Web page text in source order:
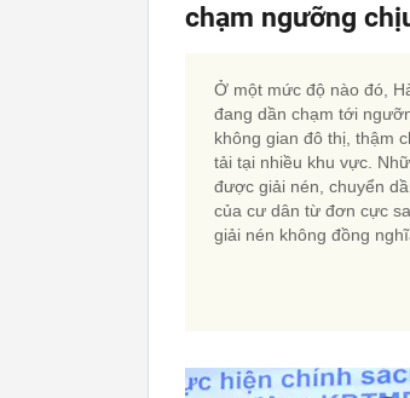
chạm ngưỡng
Ở một mức độ nào đó,
đang dần chạm tới
không gian đô thị, thậm
tải tại nhiều khu vực.
được giải nén, chuyển
của cư dân từ đơn cực
giải nén không đồng